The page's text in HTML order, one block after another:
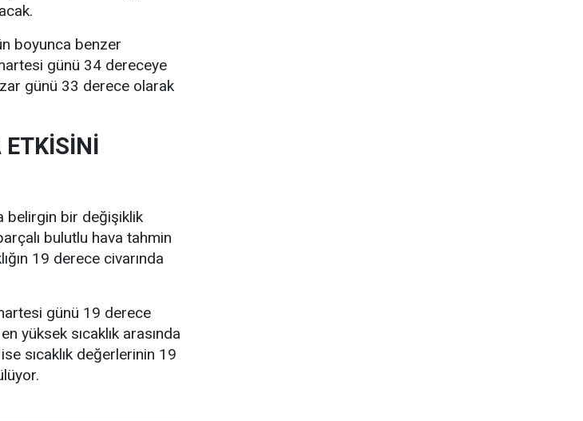
boyunca benzer
günü 34 dereceye
günü 33 derece olarak
ETKİSİNİ
belirgin bir değişiklik
bulutlu hava tahmin
19 derece civarında
günü 19 derece
yüksek sıcaklık arasında
sıcaklık değerlerinin 19